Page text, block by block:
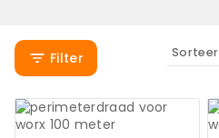
Filter